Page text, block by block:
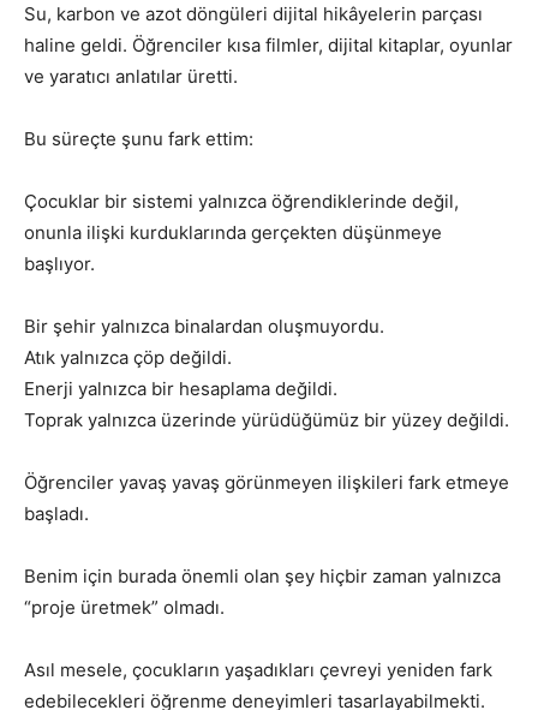
Su, karbon ve azot döngüleri dijital hikâyelerin parçası
haline geldi. Öğrenciler kısa filmler, dijital kitaplar, oyunlar
ve yaratıcı anlatılar üretti.
Bu süreçte şunu fark ettim:
Çocuklar bir sistemi yalnızca öğrendiklerinde değil,
onunla ilişki kurduklarında gerçekten düşünmeye
başlıyor.
Bir şehir yalnızca binalardan oluşmuyordu.
Atık yalnızca çöp değildi.
Enerji yalnızca bir hesaplama değildi.
Toprak yalnızca üzerinde yürüdüğümüz bir yüzey değildi.
Öğrenciler yavaş yavaş görünmeyen ilişkileri fark etmeye
başladı.
Benim için burada önemli olan şey hiçbir zaman yalnızca
“proje üretmek” olmadı.
Asıl mesele, çocukların yaşadıkları çevreyi yeniden fark
edebilecekleri öğrenme deneyimleri tasarlayabilmekti.